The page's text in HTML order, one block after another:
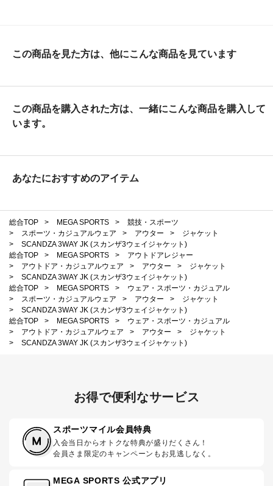
この商品を見た方は、他にこんな商品を見ています
この商品を購入された方は、一緒にこんな商品を購入して
います。
あなたにおすすめのアイテム
総合TOP > MEGA SPORTS >
競技・スポーツ
>
スポーツ・カジュアルウェア > アウター >
ジャケット
>
SCANDZA 3WAY JK (スカンザ3ウェイジャケット)
総合TOP
> MEGA SPORTS >
アウトドアレジャー
>
アウトドア・カジュアルウェア > アウター >
ジャケット
>
SCANDZA 3WAY JK (スカンザ3ウェイジャケット)
総合TOP
> MEGA SPORTS >
ウェア・スポーツ・カジュアル
>
スポーツ・カジュアルウェア > アウター >
ジャケット
>
SCANDZA 3WAY JK (スカンザ3ウェイジャケット)
総合TOP
> MEGA SPORTS >
ウェア・スポーツ・カジュアル
>
アウトドア・カジュアルウェア > アウター >
ジャケット
>
SCANDZA 3WAY JK (スカンザ3ウェイジャケット)
お得で便利なサービス
スポーツマイル会員特典
入会当日からオトクな特典が盛りだくさん！
会員さま限定のキャンペーンもお見逃しなく。
MEGA SPORTS 公式アプリ